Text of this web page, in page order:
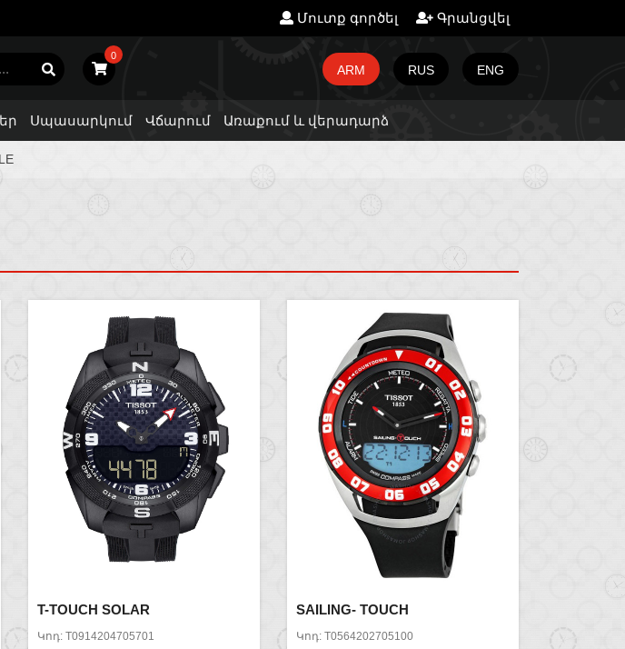
Մուտք գործել Գրանցվել
0
ARM RUS ENG
Սպասարկում Վճարում Առաքում և վերադարձ
T-TOUCH SOLAR
Կոդ: T0914204705701
SAILING- TOUCH
Կոդ: T0564202705100